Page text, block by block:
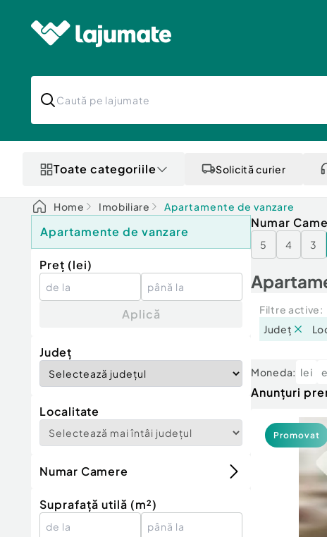
Toate categoriile Solicită curier
Home Imobiliare Apartamente de vanzare
Apartamente de vanzare
Preț (lei)
Aplică
Județ
Localitate
Numar Camere
Suprafață utilă (m²)
Numar
5 4 3
Filtre active:
Județ
Moneda: lei
Anunțuri
Promovat